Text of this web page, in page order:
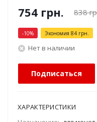
754 грн. 838
-10% Экономия 84 грн.
Нет в наличии
Подписаться
ХАРАКТЕРИСТИКИ